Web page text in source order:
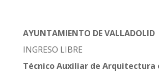
AYUNTAMIENTO DE VALLADOLID
INGRESO LIBRE
Técnico Auxiliar de Arquitectura